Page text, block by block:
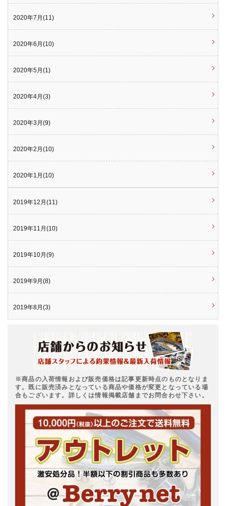
2020年7月(11)
2020年6月(10)
2020年5月(1)
2020年4月(3)
2020年3月(9)
2020年2月(10)
2020年1月(10)
2019年12月(11)
2019年11月(10)
2019年10月(9)
2019年9月(8)
2019年8月(3)
※商品の入荷情報および販売価格は記事更新時点のものとなりま
す。既に販売済みとなっている商品や価格が変更となっている場
合もございます。詳しくは情報掲載店舗までお問合わせ下さい。